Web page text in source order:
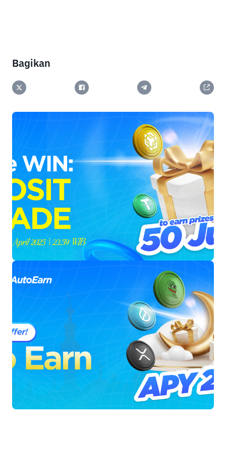
Bagikan